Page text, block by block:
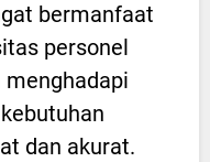
bermanfaat
personel
menghadapi
dan akurat.